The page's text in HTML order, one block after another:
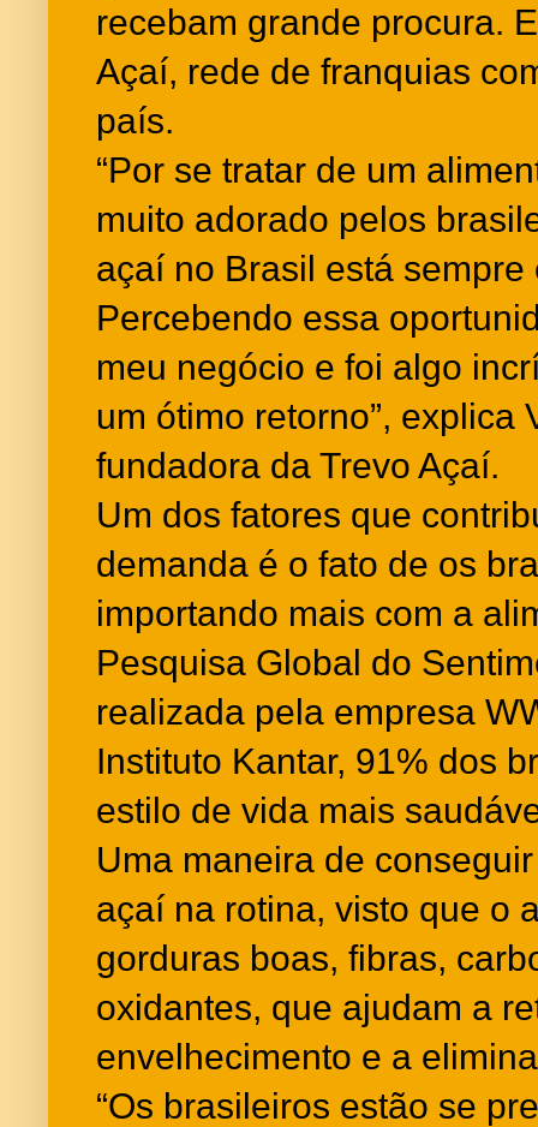
recebam grande procura.
Açaí, rede de franquias
país.
“Por se tratar de um
muito adorado pelos
açaí no Brasil está sempre
Percebendo essa
meu negócio e foi algo
um ótimo retorno”, explica
fundadora da Trevo Açaí.
Um dos fatores que
demanda é o fato de os
importando mais com a
Pesquisa Global do
realizada pela empresa
Instituto Kantar, 91% dos
estilo de vida mais
Uma maneira de
açaí na rotina, visto que o
gorduras boas, fibras,
oxidantes, que ajudam a
envelhecimento e a
“Os brasileiros estão se